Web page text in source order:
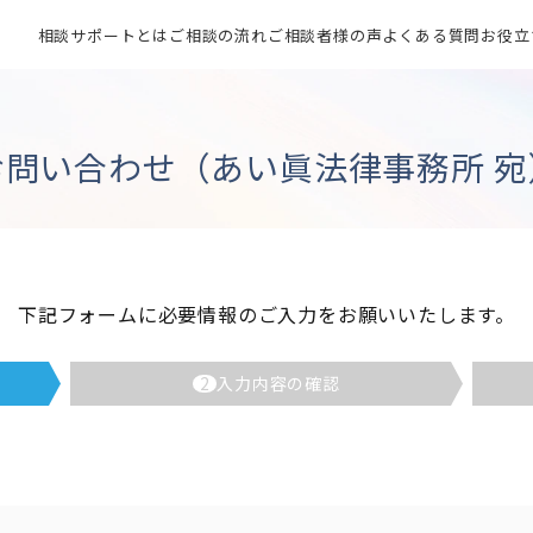
相談サポートとは ご相談の流れご相談者様の声よくある質問お役
い合わせ（あい眞法律事務所
下記フォームに必要情報のご入力をお願いいたします。
2 入力内容の確認